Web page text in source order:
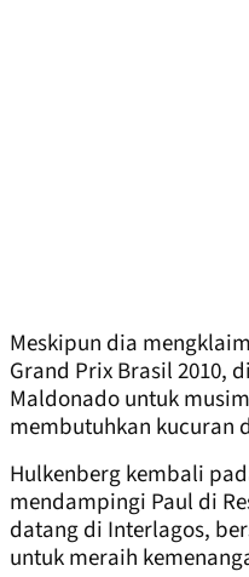
Meskipun dia
Grand Prix Brasil 2010,
Maldonado untuk
membutuhkan kucuran
Hulkenberg kembali
mendampingi Paul di
datang di Interlagos,
untuk meraih